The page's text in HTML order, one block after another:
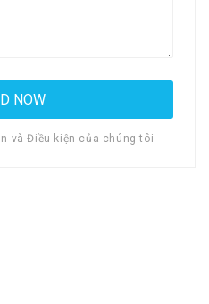
và Điều kiện của chúng tôi